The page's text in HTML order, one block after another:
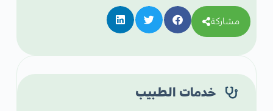
مشاركة
خدمات الطبيب